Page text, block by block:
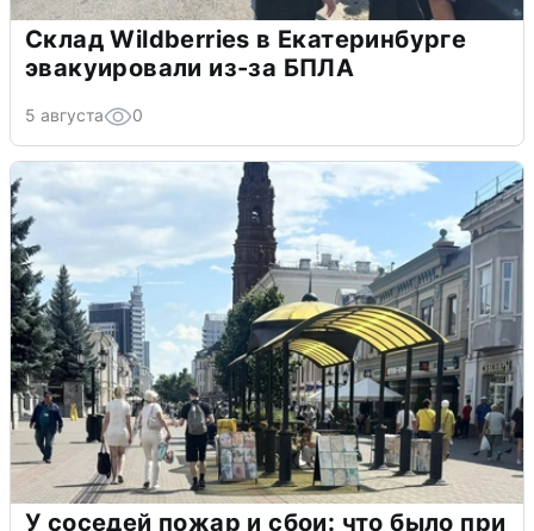
Склад Wildberries в Екатеринбурге
эвакуировали из-за БПЛА
5 августа 0
У соседей пожар и сбои: что было при